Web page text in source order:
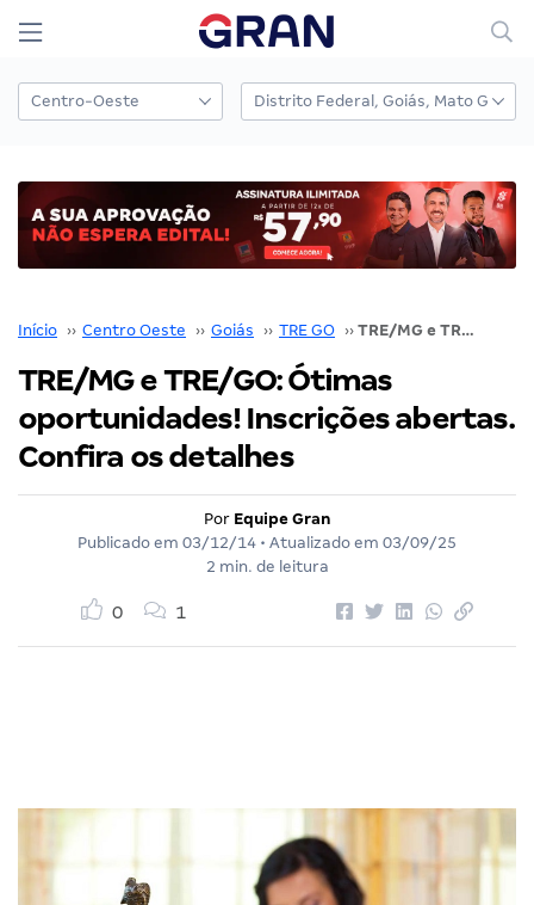
Início ›› Centro Oeste ›› Goiás ›› TRE GO ›› TRE/MG e TRE/GO: Ótimas oportunidades! Inscrições abertas. Confira os detalhes
TRE/MG e TRE/GO: Ótimas
oportunidades! Inscrições abertas.
Confira os detalhes
Por Equipe Gran
Publicado em 03/12/14 • Atualizado em 03/09/25
2 min. de leitura
0 1